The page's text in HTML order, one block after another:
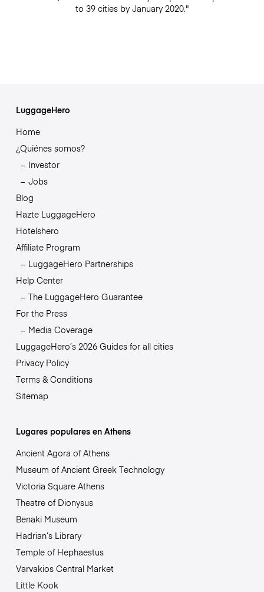
to 39 cities by January 2020."
LuggageHero
Home
¿Quiénes somos?
Investor
Jobs
Blog
Hazte LuggageHero
Hotelshero
Affiliate Program
LuggageHero Partnerships
Help Center
The LuggageHero Guarantee
For the Press
Media Coverage
LuggageHero’s 2026 Guides for all cities
Privacy Policy
Terms & Conditions
Sitemap
Lugares populares en Athens
Ancient Agora of Athens
Museum of Ancient Greek Technology
Victoria Square Athens
Theatre of Dionysus
Benaki Museum
Hadrian’s Library
Temple of Hephaestus
Varvakios Central Market
Little Kook